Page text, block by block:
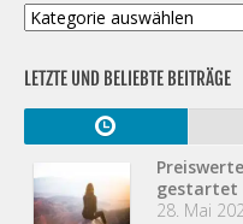
Kategorien
LETZTE UND BELIEBTE BEITRÄGE
gestartet
28. Mai